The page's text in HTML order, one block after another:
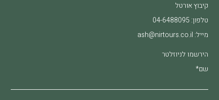
קיבוץ אורטל
טלפון: 04-6488095
מייל: ash@nirtours.co.il
הירשמו לניוזלטר
שם*